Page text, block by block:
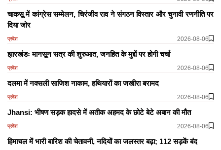
चाकसू में कांग्रेस सम्मेलन, चिरंजीव राव ने संगठन विस्तार और चुनावी रणनीति पर
दिया जोर
प्रदेश 2026-08-06
झारखंडः मानसून सत्र की शुरुआत, जनहित के मुद्दों पर होगी चर्चा
प्रदेश 2026-08-06
दलमा में नक्सली साजिश नाकाम, हथियारों का जखीरा बरामद
प्रदेश 2026-08-06
Jhansi: भीषण सड़क हादसे में अतीक अहमद के छोटे बेटे अबान की मौत
प्रदेश 2026-08-06
हिमाचल में भारी बारिश की चेतावनी, नदियों का जलस्तर बढ़ा; 112 सड़कें बंद